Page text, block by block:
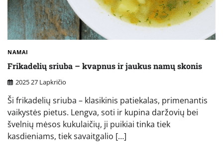
NAMAI
Frikadelių sriuba – kvapnus ir jaukus namų skonis
2025 27 Lapkričio
Ši frikadelių sriuba – klasikinis patiekalas, primenantis
vaikystės pietus. Lengva, soti ir kupina daržovių bei
švelnių mėsos kukulaičių, ji puikiai tinka tiek
kasdieniams, tiek savaitgalio […]